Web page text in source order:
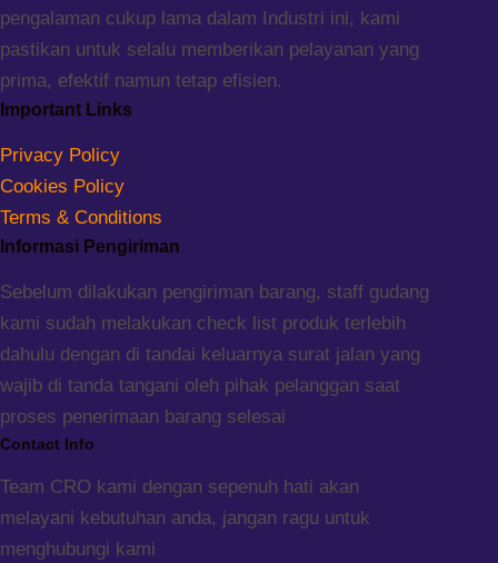
pengalaman cukup lama dalam Industri ini, kami
pastikan untuk selalu memberikan pelayanan yang
prima, efektif namun tetap efisien.
Important Links
Privacy Policy
Cookies Policy
Terms & Conditions
Informasi Pengiriman
Sebelum dilakukan pengiriman barang, staff gudang
kami sudah melakukan check list produk terlebih
dahulu dengan di tandai keluarnya surat jalan yang
wajib di tanda tangani oleh pihak pelanggan saat
proses penerimaan barang selesai
Contact Info
Team CRO kami dengan sepenuh hati akan
melayani kebutuhan anda, jangan ragu untuk
menghubungi kami